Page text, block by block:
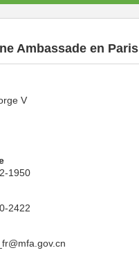
Ambassade en Paris
V
1950
2422